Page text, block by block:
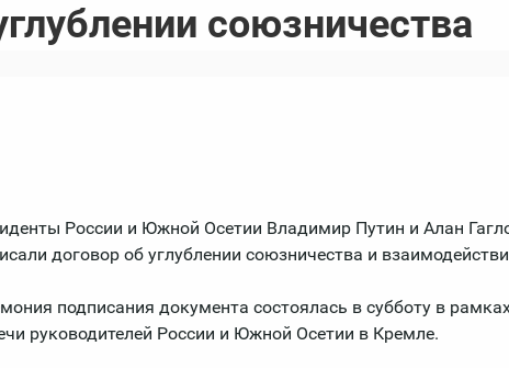
союзничества
России и Южной Осетии Владимир Путин и Алан
договор об углублении союзничества и
подписания документа состоялась в субботу в
руководителей России и Южной Осетии в Кремле.